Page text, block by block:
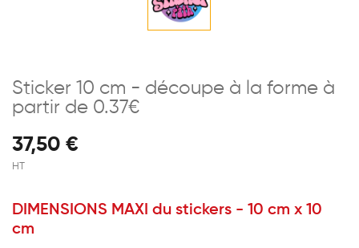
Sticker 10 cm - découpe à la forme à
partir de 0.37€
37,50 €
HT
DIMENSIONS MAXI du stickers - 10 cm x 10
cm